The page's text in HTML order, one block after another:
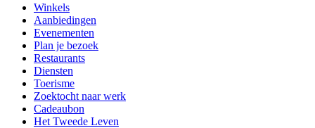
Winkels
Aanbiedingen
Evenementen
Plan je bezoek
Restaurants
Diensten
Toerisme
Zoektocht naar werk
Cadeaubon
Het Tweede Leven